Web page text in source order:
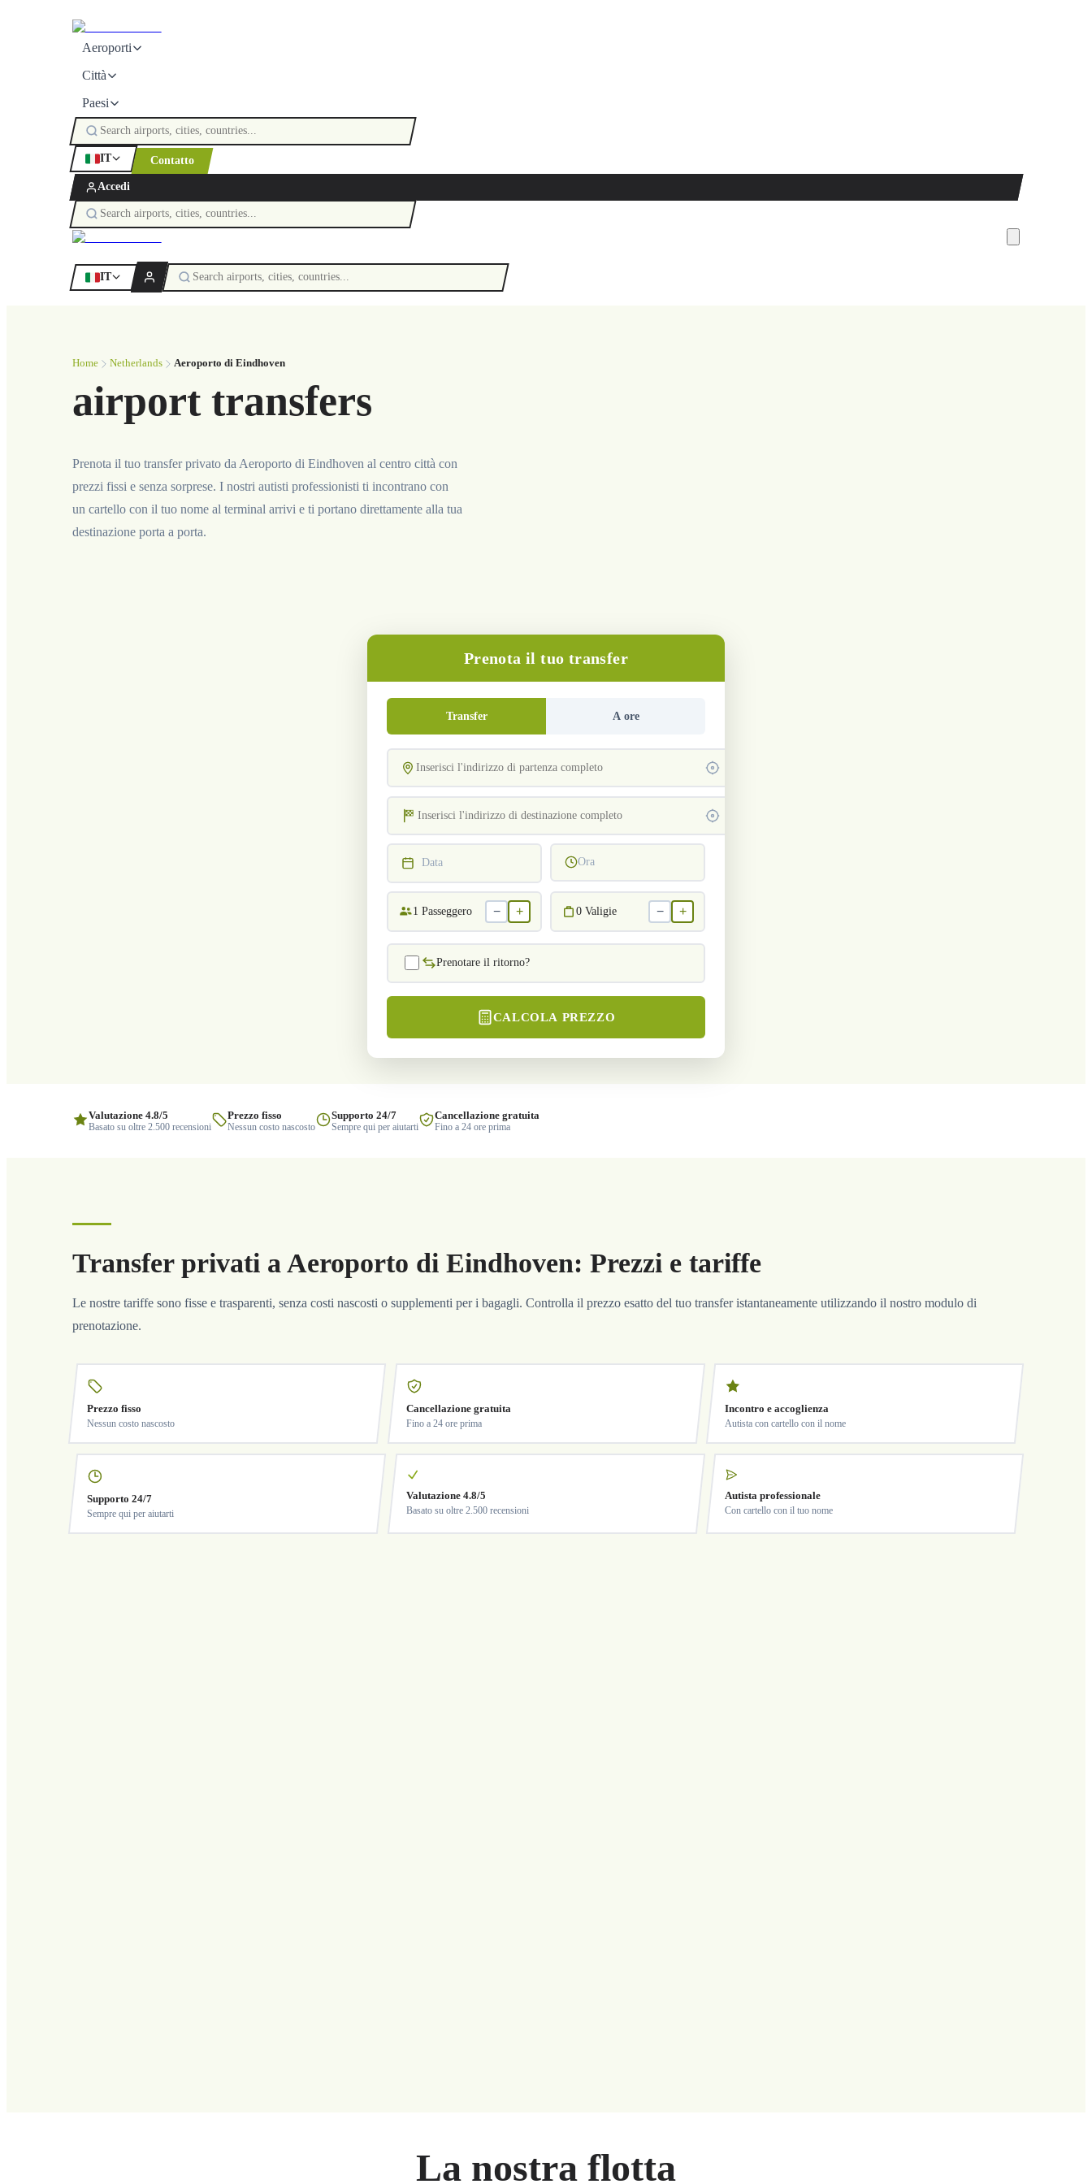
Aeroporti
Città
Paesi
IT Contatto
Accedi
IT
Home Netherlands Aeroporto di Eindhoven
airport transfers
Prenota il tuo transfer privato da Aeroporto di Eindhoven al centro città con
prezzi fissi e senza sorprese. I nostri autisti professionisti ti incontrano con
un cartello con il tuo nome al terminal arrivi e ti portano direttamente alla tua
destinazione porta a porta.
Prenota il tuo transfer
Transfer A ore
Data Ora
1 Passeggero − + 0 Valigie − +
Prenotare il ritorno?
CALCOLA PREZZO
Valutazione 4.8/5
Basato su oltre 2.500 recensioni
Prezzo fisso
Nessun costo nascosto
Supporto 24/7
Sempre qui per aiutarti
Cancellazione gratuita
Fino a 24 ore prima
Transfer privati a Aeroporto di Eindhoven: Prezzi e tariffe
Le nostre tariffe sono fisse e trasparenti, senza costi nascosti o supplementi per i bagagli. Controlla il prezzo esatto del tuo transfer istantaneamente utilizzando il nostro modulo di
prenotazione.
Prezzo fisso
Nessun costo nascosto
Cancellazione gratuita
Fino a 24 ore prima
Incontro e accoglienza
Autista con cartello con il nome
Supporto 24/7
Sempre qui per aiutarti
Valutazione 4.8/5
Basato su oltre 2.500 recensioni
Autista professionale
Con cartello con il tuo nome
La nostra flotta